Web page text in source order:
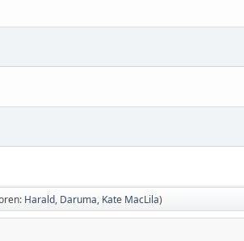
Harald, Daruma, Kate MacLila)